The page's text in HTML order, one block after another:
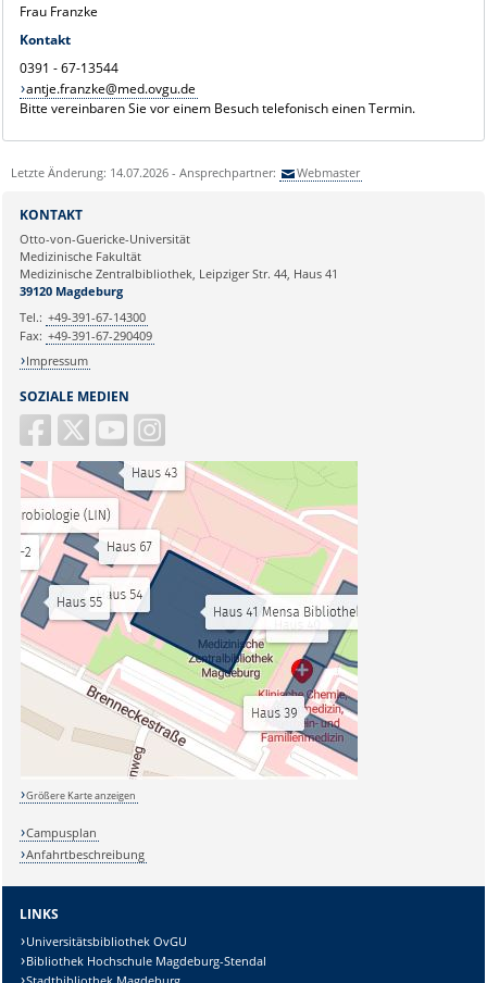
Frau Franzke
Kontakt
0391 - 67-13544
antje.franzke@med.ovgu.de
Bitte vereinbaren Sie vor einem Besuch telefonisch einen Termin.
Letzte Änderung: 14.07.2026 - Ansprechpartner: Webmaster
SOZIALE MEDIEN
KONTAKT
Otto-von-Guericke-Universität
Medizinische Fakultät
Medizinische Zentralbibliothek, Leipziger Str. 44, Haus 41
39120 Magdeburg
Tel.: +49-391-67-14300
Fax: +49-391-67-290409
Impressum
Größere Karte anzeigen
Campusplan
Anfahrtbeschreibung
LINKS
Universitätsbibliothek OvGU
Bibliothek Hochschule Magdeburg-Stendal
Stadtbibliothek Magdeburg